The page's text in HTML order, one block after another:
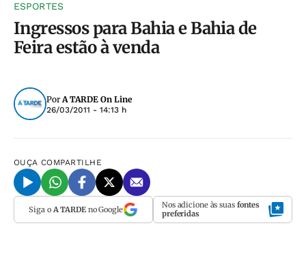
ESPORTES
Ingressos para Bahia e Bahia de
Feira estão à venda
PorA TARDE On Line
26/03/2011 - 14:13 h
OUÇA COMPARTILHE
Siga o A TARDEno Google Nos adicione às suas fontes
preferidas